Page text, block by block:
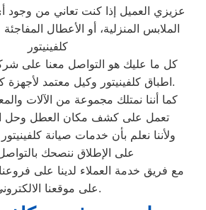
الملابس المنزلية، أو الأعطال
كلفينيتور
اطباق كلفينيتور وكيل معتمد لأجهزة كلفينيتور في مصر.
تعمل على كشف مكان العطل وحل
على الإطلاق ننصحك
على موقعنا الالكتروني.